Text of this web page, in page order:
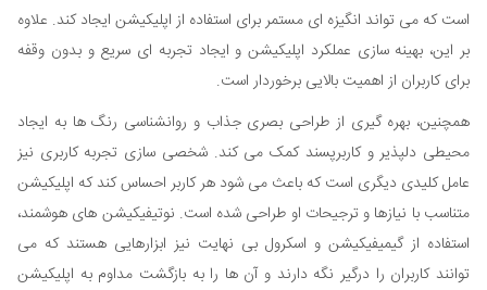
است که می تواند انگیزه ای مستمر برای استفاده از اپلیکیشن ایجاد کند. علاوه
بر این، بهینه سازی عملکرد اپلیکیشن و ایجاد تجربه ای سریع و بدون وقفه
برای کاربران از اهمیت بالایی برخوردار است.
همچنین، بهره گیری از طراحی بصری جذاب و روانشناسی رنگ ها به ایجاد
محیطی دلپذیر و کاربرپسند کمک می کند. شخصی سازی تجربه کاربری نیز
عامل کلیدی دیگری است که باعث می شود هر کاربر احساس کند که اپلیکیشن
متناسب با نیازها و ترجیحات او طراحی شده است. نوتیفیکیشن های هوشمند،
استفاده از گیمیفیکیشن و اسکرول بی نهایت نیز ابزارهایی هستند که می
توانند کاربران را درگیر نگه دارند و آن ها را به بازگشت مداوم به اپلیکیشن